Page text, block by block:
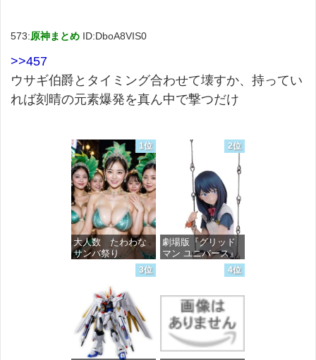
573:原神まとめ ID:DboA8VIS0
>>457
ウサギ伯爵とタイミング合わせて壊すか、持ってい
れば刻晴の元素爆発を真ん中で撃つだけ
1位
大人数 たわわな
サンバ祭り
価格：¥99
2位
劇場版『グリッド
マン ユニバース』
宝多六花 wall figure
1/7スケール プラス
完成品フィギュア
価格：¥13,756
3位 4位